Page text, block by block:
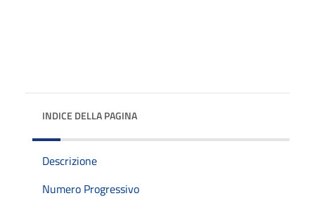
INDICE DELLA PAGINA
Descrizione
Numero Progressivo